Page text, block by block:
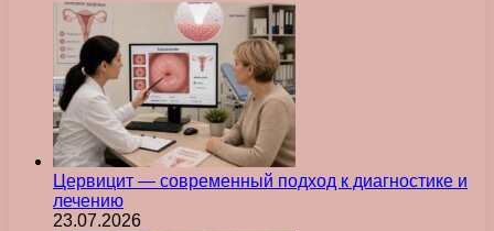
Цервицит — современный подход к диагностике и
лечению
23.07.2026